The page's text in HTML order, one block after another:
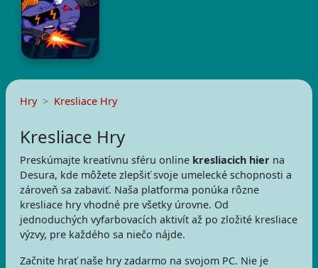
Hry Kresliace Hry
Kresliace Hry
Preskúmajte kreatívnu sféru online kresliacich hier na
Desura, kde môžete zlepšiť svoje umelecké schopnosti a
zároveň sa zabaviť. Naša platforma ponúka rôzne
kresliace hry vhodné pre všetky úrovne. Od
jednoduchých vyfarbovacích aktivít až po zložité kresliace
výzvy, pre každého sa niečo nájde.
Začnite hrať naše hry zadarmo na svojom PC. Nie je